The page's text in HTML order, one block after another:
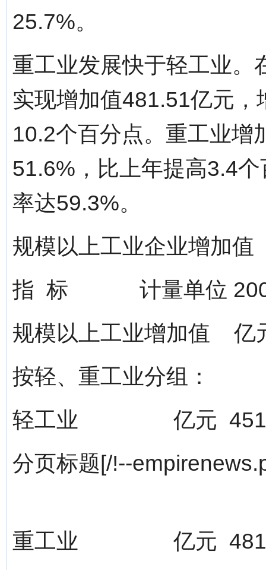
25.7%。
重工业发展快于轻工业。
实现增加值481.51亿元
10.2个百分点。重工业增
51.6%，比上年提高3.4
率达59.3%。
规模以上工业企业增加值
指 标 计量单位
规模以上工业增加值
按轻、重工业分组：
轻工业 亿元
分页标题[/!--
重工业 亿元